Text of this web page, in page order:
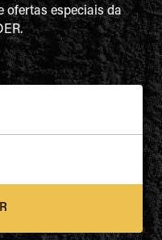
ofertas especiais da